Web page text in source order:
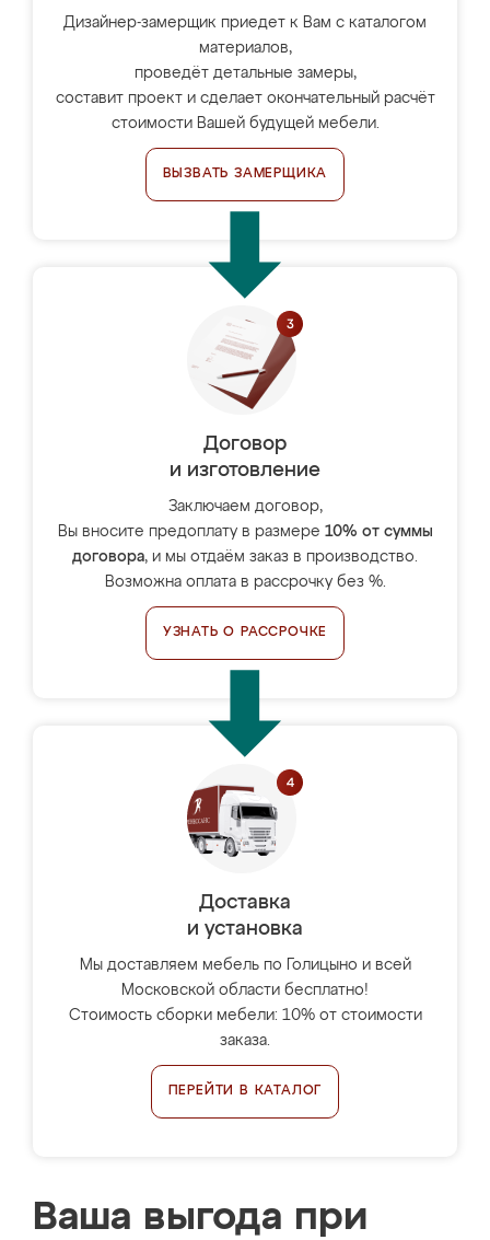
Дизайнер-замерщик приедет к Вам с каталогом
материалов,
проведёт детальные замеры,
составит проект и сделает окончательный расчёт
стоимости Вашей будущей мебели.
ВЫЗВАТЬ ЗАМЕРЩИКА
Договор
и изготовление
Заключаем договор,
Вы вносите предоплату в размере 10% от суммы
договора, и мы отдаём заказ в производство.
Возможна оплата в рассрочку без %.
УЗНАТЬ О РАССРОЧКЕ
Доставка
и установка
Мы доставляем мебель по Голицыно и всей
Московской области бесплатно!
Стоимость сборки мебели: 10% от стоимости
заказа.
ПЕРЕЙТИ В КАТАЛОГ
Ваша выгода при